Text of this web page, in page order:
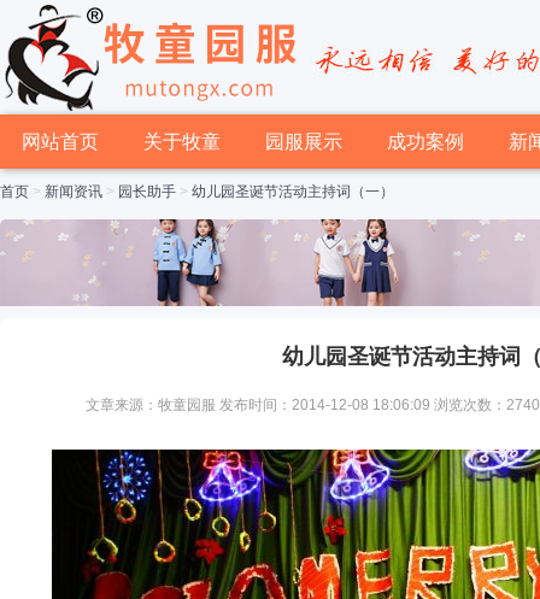
网站首页 关于牧童 园服展示 成功案例 新
首页 > 新闻资讯 > 园长助手 > 幼儿园圣诞节活动主持词（一）
幼儿园圣诞节活动主持词
文章来源：牧童园服 发布时间：2014-12-08 18:06:09 浏览次数：2740